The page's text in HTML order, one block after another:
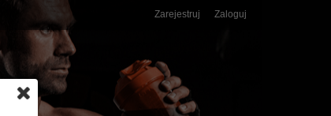
Zarejestruj Zaloguj